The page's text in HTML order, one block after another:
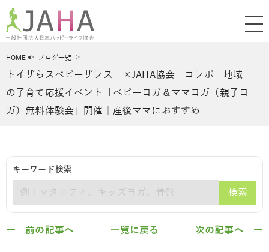
HOME ブログ一覧
トイザらスベビーザラス ×JAHA協会 コラボ 地域
の子育て応援イベント「ベビーヨガ＆ママヨガ（親子ヨ
ガ）無料体験会」開催｜産後ママにおすすめ
キーワード検索
検索
← 前の記事へ 一覧に戻る 次の記事へ →